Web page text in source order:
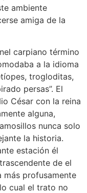
ambiente
amiga de la
carpiano término
a la idioma
trogloditas,
persas”. El
César con la reina
alguna,
nunca solo
la historia.
estación él
de el
más profusamente
cual el trato no